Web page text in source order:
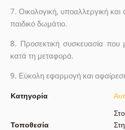
7. Οικολογική, υποαλλεργική
παιδικό δωμάτιο.
8. Προσεκτική συσκευασία που
κατά τη μεταφορά.
9. Εύκολη εφαρμογή και
Κατηγορία
Τοποθεσία